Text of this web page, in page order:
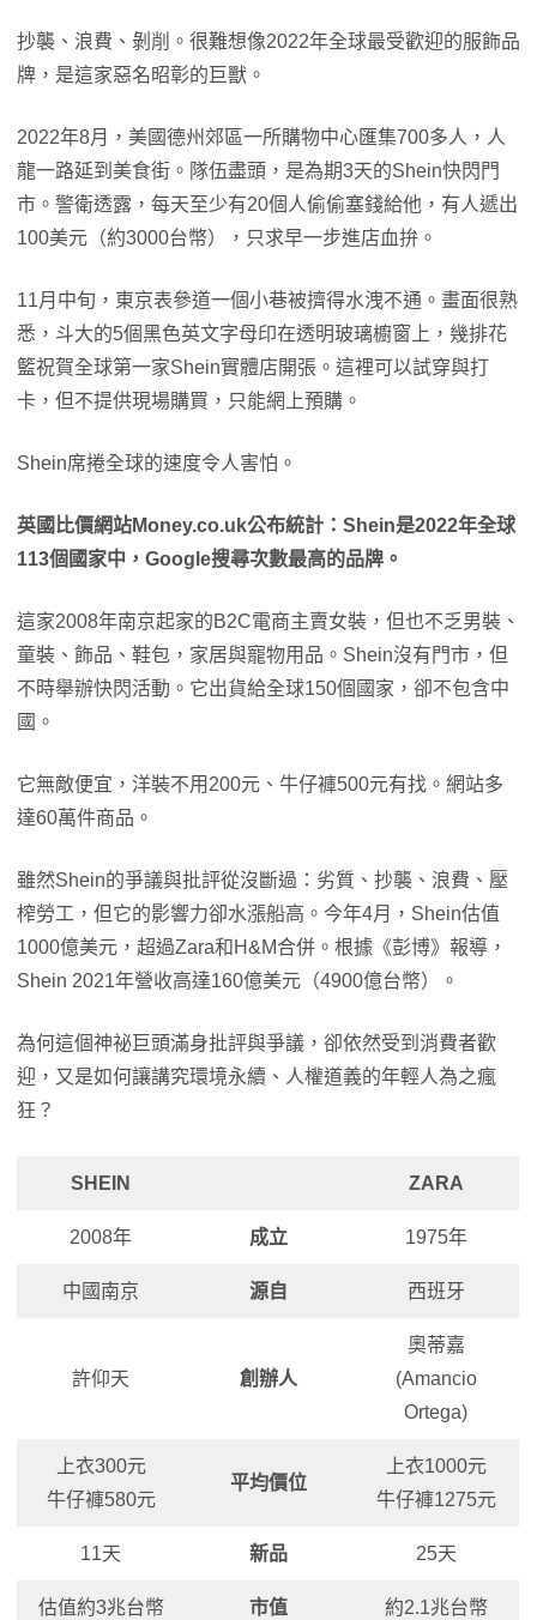
抄襲、浪費、剝削。很難想像2022年全球最受歡迎的服飾品
牌，是這家惡名昭彰的巨獸。
2022年8月，美國德州郊區一所購物中心匯集700多人，人
龍一路延到美食街。隊伍盡頭，是為期3天的Shein快閃門
市。警衛透露，每天至少有20個人偷偷塞錢給他，有人遞出
100美元（約3000台幣），只求早一步進店血拚。
11月中旬，東京表參道一個小巷被擠得水洩不通。畫面很熟
悉，斗大的5個黑色英文字母印在透明玻璃櫥窗上，幾排花
籃祝賀全球第一家Shein實體店開張。這裡可以試穿與打
卡，但不提供現場購買，只能網上預購。
Shein席捲全球的速度令人害怕。
英國比價網站Money.co.uk公布統計：Shein是2022年全球
113個國家中，Google搜尋次數最高的品牌。
這家2008年南京起家的B2C電商主賣女裝，但也不乏男裝、
童裝、飾品、鞋包，家居與寵物用品。Shein沒有門市，但
不時舉辦快閃活動。它出貨給全球150個國家，卻不包含中
國。
它無敵便宜，洋裝不用200元、牛仔褲500元有找。網站多
達60萬件商品。
雖然Shein的爭議與批評從沒斷過：劣質、抄襲、浪費、壓
榨勞工，但它的影響力卻水漲船高。今年4月，Shein估值
1000億美元，超過Zara和H&M合併。根據《彭博》報導，
Shein 2021年營收高達160億美元（4900億台幣）。
為何這個神祕巨頭滿身批評與爭議，卻依然受到消費者歡
迎，又是如何讓講究環境永續、人權道義的年輕人為之瘋
狂？
SHEIN ZARA
2008年 成立 1975年
中國南京 源自 西班牙
許仰天 創辦人
奧蒂嘉
(Amancio
Ortega)
上衣300元
牛仔褲580元
平均價位
上衣1000元
牛仔褲1275元
11天 新品 25天
估值約3兆台幣 市值 約2.1兆台幣